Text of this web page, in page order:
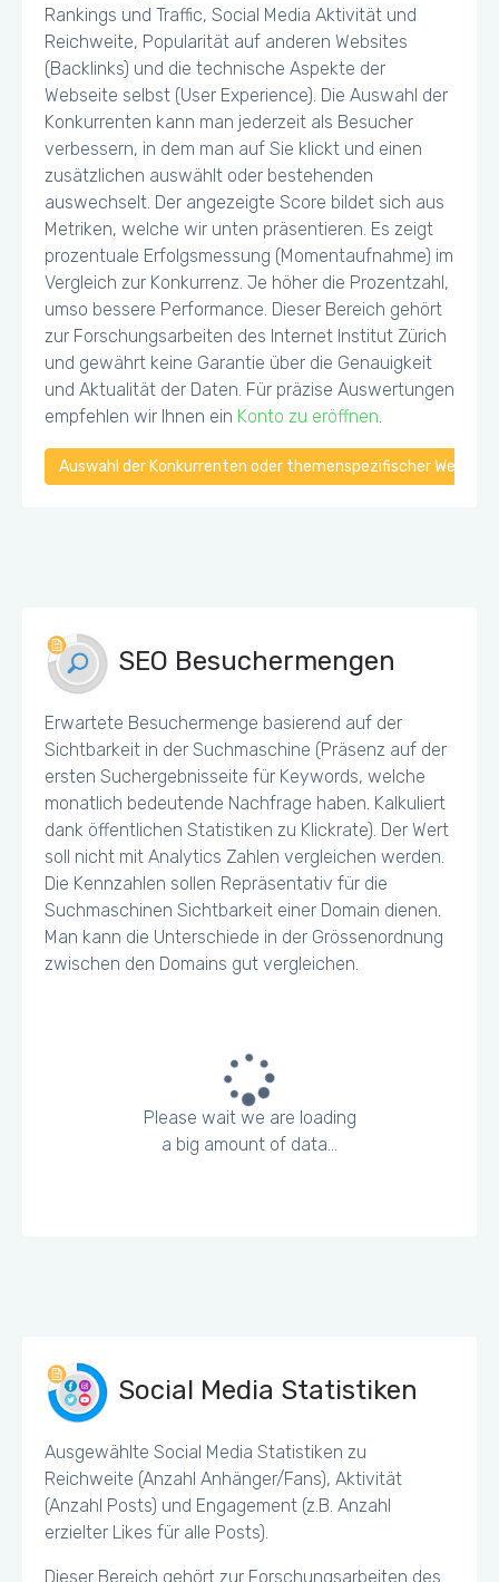
Rankings und Traffic, Social Media Aktivität und
Reichweite, Popularität auf anderen Websites
(Backlinks) und die technische Aspekte der
Webseite selbst (User Experience). Die Auswahl der
Konkurrenten kann man jederzeit als Besucher
verbessern, in dem man auf Sie klickt und einen
zusätzlichen auswählt oder bestehenden
auswechselt. Der angezeigte Score bildet sich aus
Metriken, welche wir unten präsentieren. Es zeigt
prozentuale Erfolgsmessung (Momentaufnahme) im
Vergleich zur Konkurrenz. Je höher die Prozentzahl,
umso bessere Performance. Dieser Bereich gehört
zur Forschungsarbeiten des Internet Institut Zürich
und gewährt keine Garantie über die Genauigkeit
und Aktualität der Daten. Für präzise Auswertungen
empfehlen wir Ihnen ein Konto zu eröffnen.
Auswahl der Konkurrenten oder themenspezifischer
SEO Besuchermengen
Erwartete Besuchermenge basierend auf der
Sichtbarkeit in der Suchmaschine (Präsenz auf der
ersten Suchergebnisseite für Keywords, welche
monatlich bedeutende Nachfrage haben. Kalkuliert
dank öffentlichen Statistiken zu Klickrate). Der Wert
soll nicht mit Analytics Zahlen vergleichen werden.
Die Kennzahlen sollen Repräsentativ für die
Suchmaschinen Sichtbarkeit einer Domain dienen.
Man kann die Unterschiede in der Grössenordnung
zwischen den Domains gut vergleichen.
Please wait we are loading
a big amount of data...
Social Media Statistiken
Ausgewählte Social Media Statistiken zu
Reichweite (Anzahl Anhänger/Fans), Aktivität
(Anzahl Posts) und Engagement (z.B. Anzahl
erzielter Likes für alle Posts).
Dieser Bereich gehört zur Forschungsarbeiten des